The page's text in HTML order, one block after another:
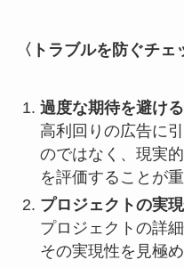
〈トラブルを防ぐチェ
過度な期待を避ける
高利回りの広告に
のではなく、現実
を評価することが重
プロジェクトの実
プロジェクトの詳
その実現性を見極